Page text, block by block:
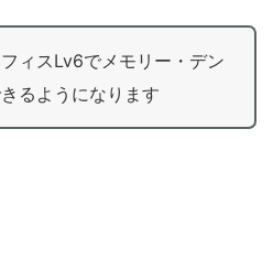
ィスLv6でメモリー・デン
るようになります